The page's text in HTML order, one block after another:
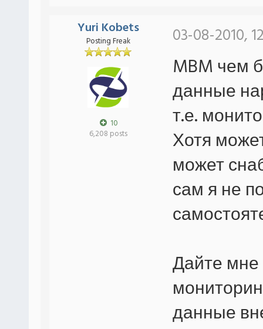
Yuri Kobets
Posting Freak
10
6,208 posts
03-08-2010,
MBM чем
данные
т.е.
Хотя
может
сам я не
Дайте
данные